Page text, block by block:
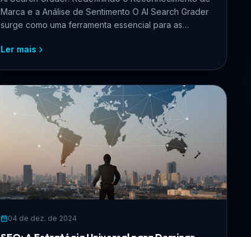
Marca e a Análise de Sentimento O AI Search Grader
surge como uma ferramenta essencial para as
Ler mais
04 de dez. de 2024